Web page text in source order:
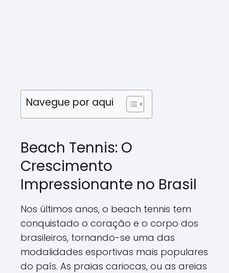
Navegue por aqui
Beach Tennis: O
Crescimento
Impressionante no Brasil
Nos últimos anos, o beach tennis tem
conquistado o coração e o corpo dos
brasileiros, tornando-se uma das
modalidades esportivas mais populares
do país. As praias cariocas, ou as areias